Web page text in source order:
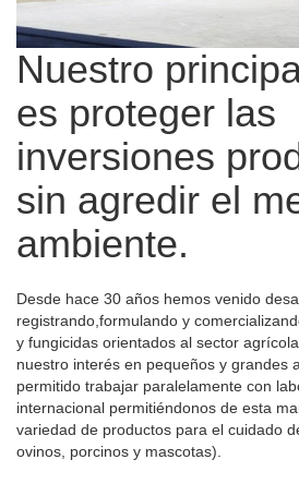
Nuestro
es proteger las
inversiones
sin agredir el
ambiente.
Desde hace 30 años hemos venido
registrando,formulando y
y fungicidas orientados al sector
nuestro interés en pequeños y grandes
permitido trabajar paralelamente con
internacional permitiéndonos de esta
variedad de productos para el cuidado
ovinos, porcinos y mascotas).